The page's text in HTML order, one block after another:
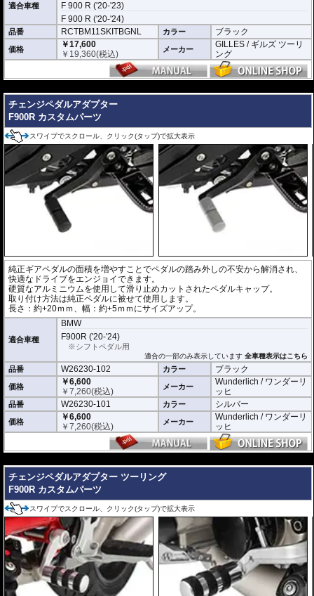
適合車種
F 900 R ('20-'23)
F 900 R ('20-'24)
品番 RCTBM11SKITBGNL カラー ブラック
価格
￥17,600
￥ 19,360(税込) メーカー
GILLES / ギルズ ツーリ
ング
チェンジペダルアダプター
F900R カスタムパーツ
スワイプでスクロール、クリック(タップ)で拡大表示
純正ギアペダルの面積を増やすことでペダルの踏み外しの不安から解消され、
快適なドライブをエンジョイできます。
硬質なアルミニウムを使用して滑り止めカットされたペダルキャップ。
取り付け方法は純正ペダルに被せて使用します。
長さ：約+20ｍｍ、幅：約+5ｍｍにサイズアップ。
適合車種
BMW
F900R ('20-'24)
※シフトペダル用
適合の一部のみ表示しています全車種表示はこちら
品番 W26230-102 カラー ブラック
価格
￥6,600
￥7,260(税込) メーカー
Wunderlich / ワンダーリ
ッヒ
品番 W26230-101 カラー シルバー
価格
￥6,600
￥7,260(税込) メーカー
Wunderlich / ワンダーリ
ッヒ
チェンジペダルアダプター ツーリング
F900R カスタムパーツ
スワイプでスクロール、クリック(タップ)で拡大表示